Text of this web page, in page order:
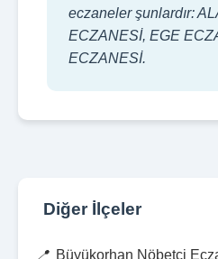
eczaneler şunlardır:
ECZANESİ, EGE
ECZANESİ.
Diğer İlçeler
Büyükorhan Nöbetçi